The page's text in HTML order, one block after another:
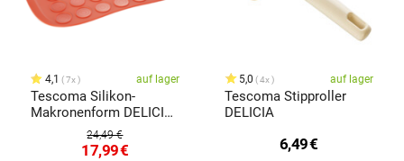
4,1 7x auf lager
Tescoma Silikon-
Makronenform DELICIA
SiliconPRIME
24,49 €
17,99€
5,0 4x auf lager
Tescoma Stipproller
DELICIA
6,49€